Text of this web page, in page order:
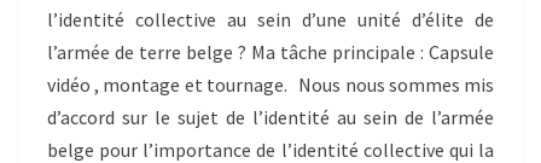
D’ÉLITE
DE
L’ARMÉE
BELGE
:
l’identité collective au sein d’une unité d’élite de
l’armée de terre belge ? Ma tâche principale : Capsule
vidéo , montage et tournage. Nous nous sommes mis
d’accord sur le sujet de l’identité au sein de l’armée
belge pour l’importance de l’identité collective qui la